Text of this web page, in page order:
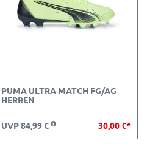
PUMA ULTRA MATCH FG/AG
HERREN
UVP 84,99 € 30,00 €*